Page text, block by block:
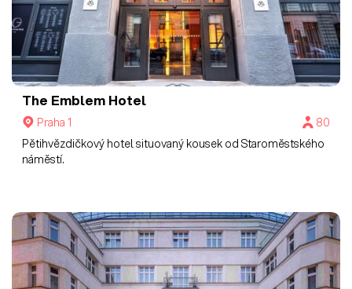
The Emblem Hotel
Praha 1
80
Pětihvězdičkový hotel situovaný kousek od Staroměstského
náměstí.